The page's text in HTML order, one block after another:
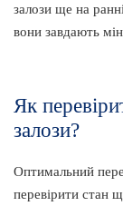
залози ще на
вони завдають
Як
залози?
Оптимальний
перевірити стан